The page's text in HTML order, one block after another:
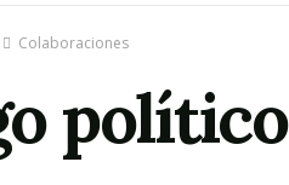
Colaboraciones
político